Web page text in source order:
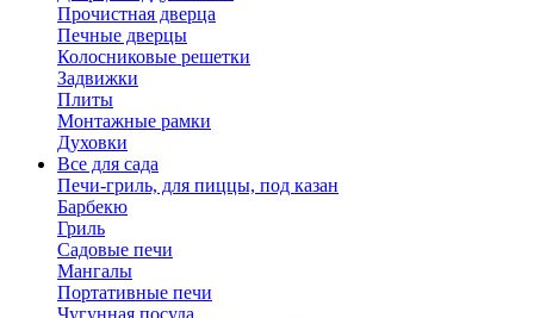
Прочистная дверца
Печные дверцы
Колосниковые решетки
Задвижки
Плиты
Монтажные рамки
Духовки
Все для сада
Печи-гриль, для пиццы, под казан
Барбекю
Гриль
Садовые печи
Мангалы
Портативные печи
Чугунная посуда